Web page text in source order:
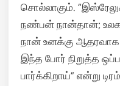
சொல்லாகும்.
நண்பன் நான்தான்;
நான் உனக்கு
இந்த போர் நிறுத்த
பார்க்கிறாய்” என்று